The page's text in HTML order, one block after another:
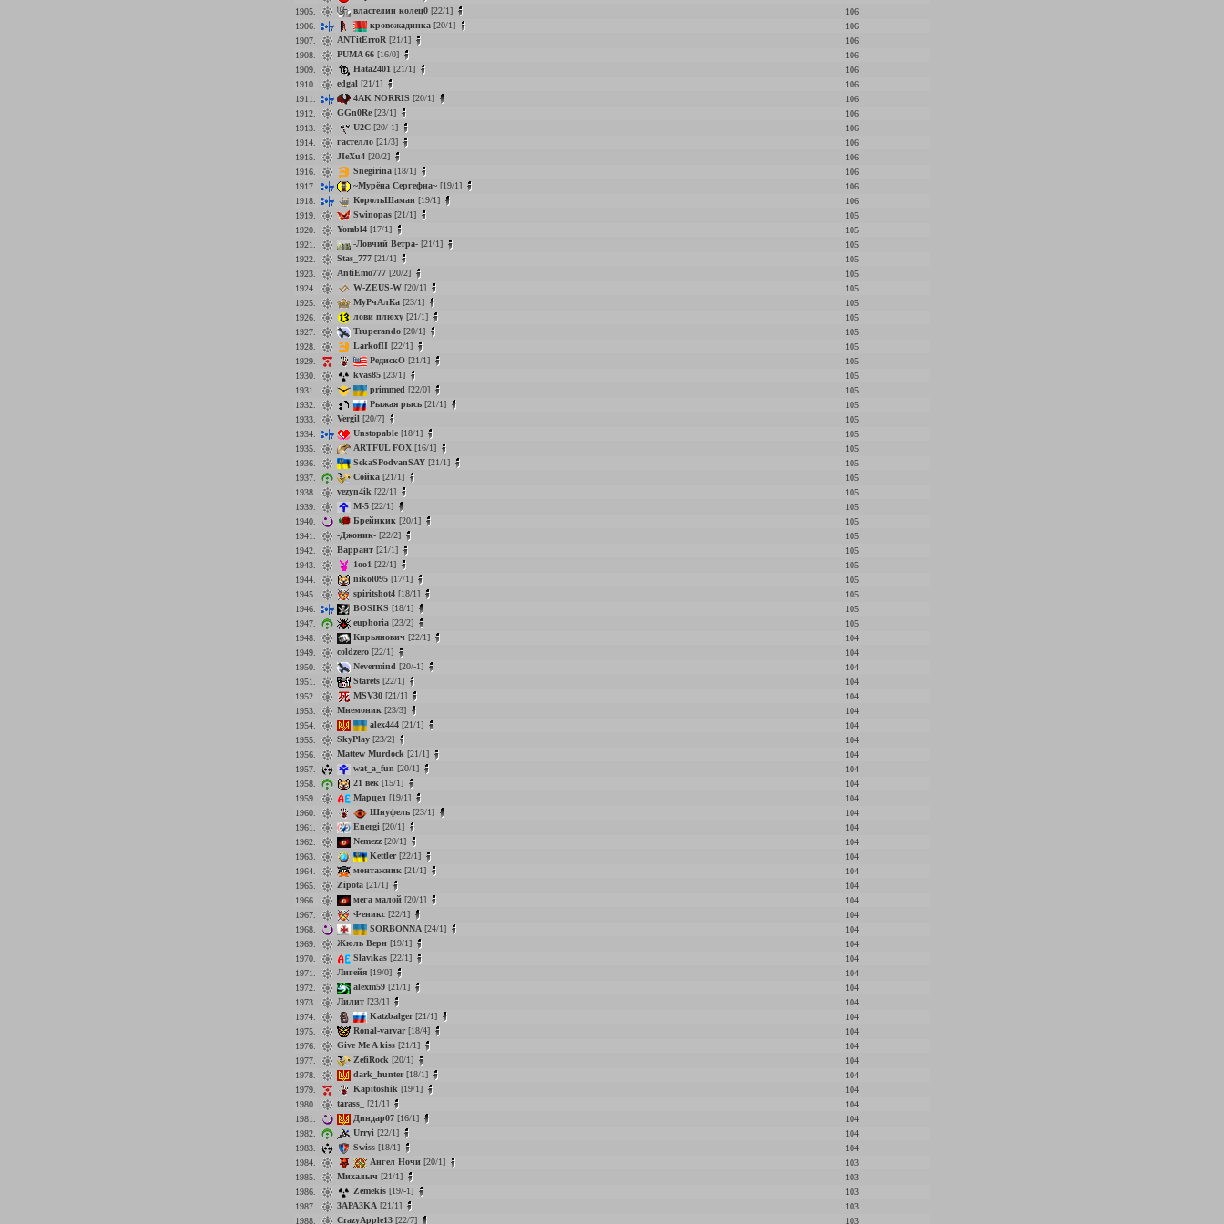
1905.
властелин колец0 [22/1]
106
1906.
кровожадинка [20/1]
106
1907.
ANTitErroR [21/1]
106
1908.
PUMA 66 [16/0]
106
1909.
Hata2401 [21/1]
106
1910.
edgal [21/1]
106
1911.
4AK NORRIS [20/1]
106
1912.
GGn0Re [23/1]
106
1913.
U2C [20/-1]
106
1914.
гастелло [21/3]
106
1915.
JIeXu4 [20/2]
106
1916.
Snegirina [18/1]
106
1917.
~Мурёна Сергефна~ [19/1]
106
1918.
КорольШаман [19/1]
106
1919.
Swinopas [21/1]
105
1920.
Yombl4 [17/1]
105
1921.
-Ловчий Ветра- [21/1]
105
1922.
Stas_777 [21/1]
105
1923.
AntiEmo777 [20/2]
105
1924.
W-ZEUS-W [20/1]
105
1925.
МуРчАлКа [23/1]
105
1926.
лови плюху [21/1]
105
1927.
Truperando [20/1]
105
1928.
LarkofII [22/1]
105
1929.
РедискО [21/1]
105
1930.
kvas85 [23/1]
105
1931.
primmed [22/0]
105
1932.
Рыжая рысь [21/1]
105
1933.
Vergil [20/7]
105
1934.
Unstopable [18/1]
105
1935.
ARTFUL FOX [16/1]
105
1936.
SekaSPodvanSAY [21/1]
105
1937.
Сойка [21/1]
105
1938.
vezyn4ik [22/1]
105
1939.
M-5 [22/1]
105
1940.
Брейнкик [20/1]
105
1941.
-Джоник- [22/2]
105
1942.
Варрант [21/1]
105
1943.
1oo1 [22/1]
105
1944.
nikol095 [17/1]
105
1945.
spiritshot4 [18/1]
105
1946.
BOSIKS [18/1]
105
1947.
euphoria [23/2]
105
1948.
Кирьянович [22/1]
104
1949.
coldzero [22/1]
104
1950.
Nevermind [20/-1]
104
1951.
Starets [22/1]
104
1952.
MSV30 [21/1]
104
1953.
Мнемоник [23/3]
104
1954.
alex444 [21/1]
104
1955.
SkyPlay [23/2]
104
1956.
Mattew Murdock [21/1]
104
1957.
wat_a_fun [20/1]
104
1958.
21 век [15/1]
104
1959.
Марцел [19/1]
104
1960.
Шнуфель [23/1]
104
1961.
Energi [20/1]
104
1962.
Nemezz [20/1]
104
1963.
Kettler[22/1]
104
1964.
монтажник [21/1]
104
1965.
Zipota [21/1]
104
1966.
мега малой [20/1]
104
1967.
Феникс [22/1]
104
1968.
SORBONNA [24/1]
104
1969.
Жюль Верн [19/1]
104
1970.
Slavikas [22/1]
104
1971.
Лигейя [19/0]
104
1972.
alexm59 [21/1]
104
1973.
Лилит [23/1]
104
1974.
Katzbalger[21/1]
104
1975.
Ronal-varvar[18/4]
104
1976.
Give Me A kiss [21/1]
104
1977.
ZefiRock [20/1]
104
1978.
dark_hunter[18/1]
104
1979.
Kapitoshik [19/1]
104
1980.
tarass_ [21/1]
104
1981.
Диндар07 [16/1]
104
1982.
Urryi [22/1]
104
1983.
Swiss [18/1]
104
1984.
Ангел Ночи [20/1]
103
1985.
Михалыч [21/1]
103
1986.
Zemekis [19/-1]
103
1987.
3APA3KA [21/1]
103
1988.
CrazyApple13 [22/7] 103